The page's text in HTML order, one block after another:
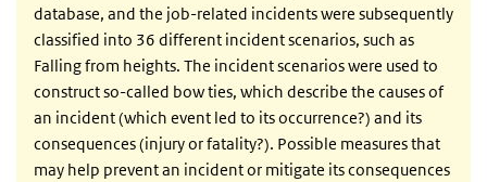
database, and the job-related incidents were subsequently
classified into 36 different incident scenarios, such as
Falling from heights. The incident scenarios were used to
construct so-called bow ties, which describe the causes of
an incident (which event led to its occurrence?) and its
consequences (injury or fatality?). Possible measures that
may help prevent an incident or mitigate its consequences